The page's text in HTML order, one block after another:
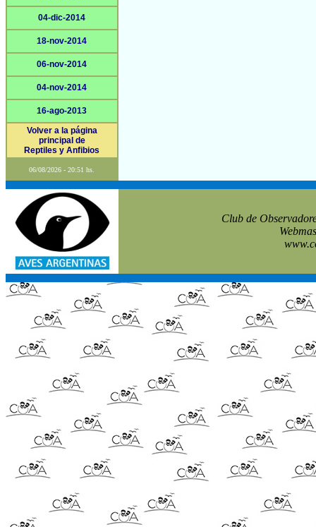
04-dic-2014
18-nov-2014
06-nov-2014
04-nov-2014
16-ago-2013
Volver a la página
principal de
Reptiles y Anfibios
06/08/2026 - 20:51 hs.
Club de